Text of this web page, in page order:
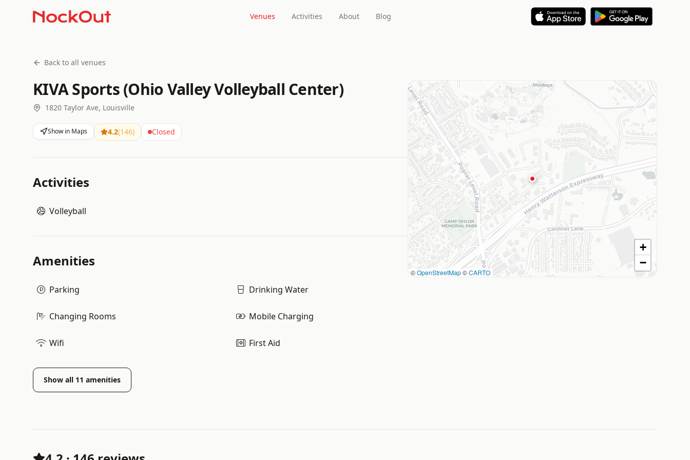
Venues Activities About Blog
Back to all venues
KIVA Sports (Ohio Valley Volleyball Center)
1820 Taylor Ave, Louisville
Show in Maps 4.2(146) Closed
Activities
Volleyball
Amenities
Parking Drinking Water
Changing Rooms Mobile Charging
Wifi First Aid
Show all 11 amenities
©OpenStreetMap©CARTO
+
−